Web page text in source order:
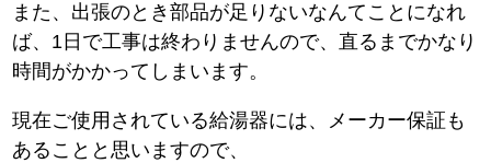
また、出張のとき部品が足りないなんてことになれ
ば、1日で工事は終わりませんので、直るまでかなり
時間がかかってしまいます。
現在ご使用されている給湯器には、メーカー保証も
あることと思いますので、